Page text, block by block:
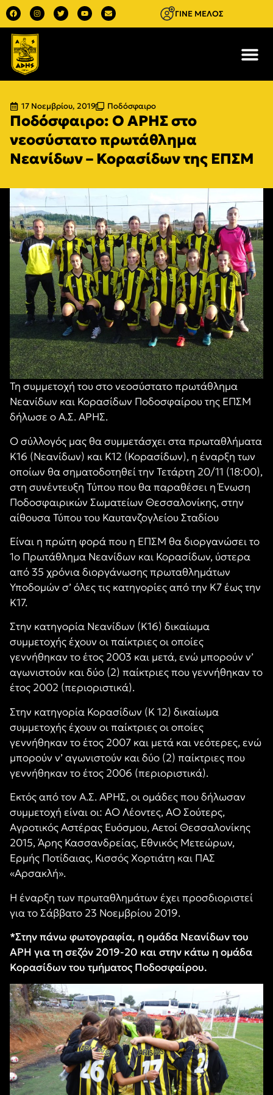
ΓΙΝΕ ΜΕΛΟΣ
17 Νοεμβρίου, 2019 Ποδόσφαιρο
Ποδόσφαιρο: Ο ΑΡΗΣ στο
νεοσύστατο πρωτάθλημα
Νεανίδων – Κορασίδων της ΕΠΣΜ
Τη συμμετοχή του στο νεοσύστατο πρωτάθλημα
Νεανίδων και Κορασίδων Ποδοσφαίρου της ΕΠΣΜ
δήλωσε ο Α.Σ. ΑΡΗΣ.
Ο σύλλογός μας θα συμμετάσχει στα πρωταθλήματα
Κ16 (Νεανίδων) και Κ12 (Κορασίδων), η έναρξη των
οποίων θα σηματοδοτηθεί την Τετάρτη 20/11 (18:00),
στη συνέντευξη Τύπου που θα παραθέσει η Ένωση
Ποδοσφαιρικών Σωματείων Θεσσαλονίκης,στην
αίθουσα Τύπου του Καυτανζογλείου Σταδίου
Είναι η πρώτη φορά που η ΕΠΣΜ θα διοργανώσει το
1ο Πρωτάθλημα Νεανίδων και Κορασίδων, ύστερα
από 35 χρόνια διοργάνωσης πρωταθλημάτων
Υποδομών σ’ όλες τις κατηγορίες από την Κ7 έως την
Κ17.
Στην κατηγορία Νεανίδων (Κ16) δικαίωμα
συμμετοχής έχουν οι παίκτριες οι οποίες
γεννήθηκαν το έτος 2003 και μετά, ενώ μπορούν ν’
αγωνιστούν και δύο (2) παίκτριες που γεννήθηκαν το
έτος 2002 (περιοριστικά).
Στην κατηγορία Κορασίδων (Κ 12) δικαίωμα
συμμετοχής έχουν οι παίκτριες οι οποίες
γεννήθηκαν το έτος 2007 και μετά και νεότερες, ενώ
μπορούν ν’ αγωνιστούν και δύο (2) παίκτριες που
γεννήθηκαν το έτος 2006 (περιοριστικά).
Εκτός από τον Α.Σ. ΑΡΗΣ, οι ομάδες που δήλωσαν
συμμετοχή είναι οι: ΑΟ Λέοντες, ΑΟ Σούτερς,
Αγροτικός Αστέρας Ευόσμου, Αετοί Θεσσαλονίκης
2015, Άρης Κασσανδρείας, Εθνικός Μετεώρων,
Ερμής Ποτίδαιας, Κισσός Χορτιάτη και ΠΑΣ
«Αρσακλή».
Η έναρξη των πρωταθλημάτων έχει προσδιοριστεί
για το Σάββατο 23 Νοεμβρίου 2019.
*Στην πάνω φωτογραφία, η ομάδα Νεανίδων του
ΑΡΗ για τη σεζόν 2019-20 και στην κάτω η ομάδα
Κορασίδων του τμήματος Ποδοσφαίρου.